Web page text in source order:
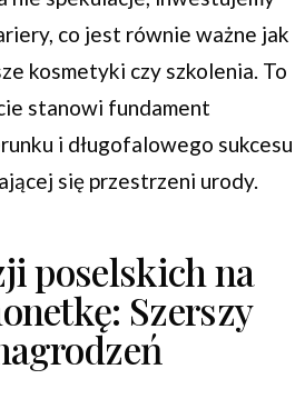
co jest równie ważne jak
kosmetyki czy szkolenia. To
stanowi fundament
i długofalowego sukcesu
się przestrzeni urody.
poselskich na
Szerszy